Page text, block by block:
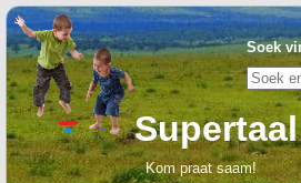
Soek
Supertaal
Kom praat saam!